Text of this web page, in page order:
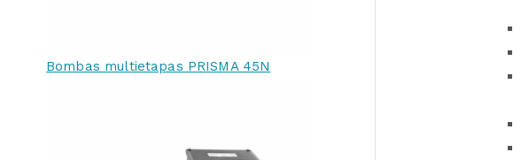
Bombas multietapas PRISMA 45N